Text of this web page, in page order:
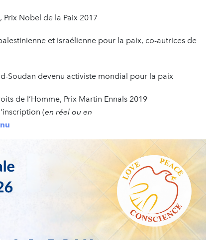
, Prix Nobel de la Paix 2017
et israélienne pour la paix, co-autrices de
Soudan devenu activiste mondial pour la paix
de l’Homme, Prix Martin Ennals 2019
(en réel ou en